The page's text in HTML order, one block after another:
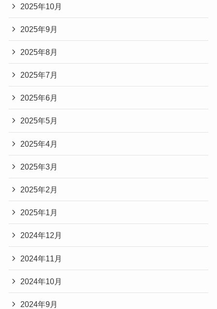
2025年10月
2025年9月
2025年8月
2025年7月
2025年6月
2025年5月
2025年4月
2025年3月
2025年2月
2025年1月
2024年12月
2024年11月
2024年10月
2024年9月